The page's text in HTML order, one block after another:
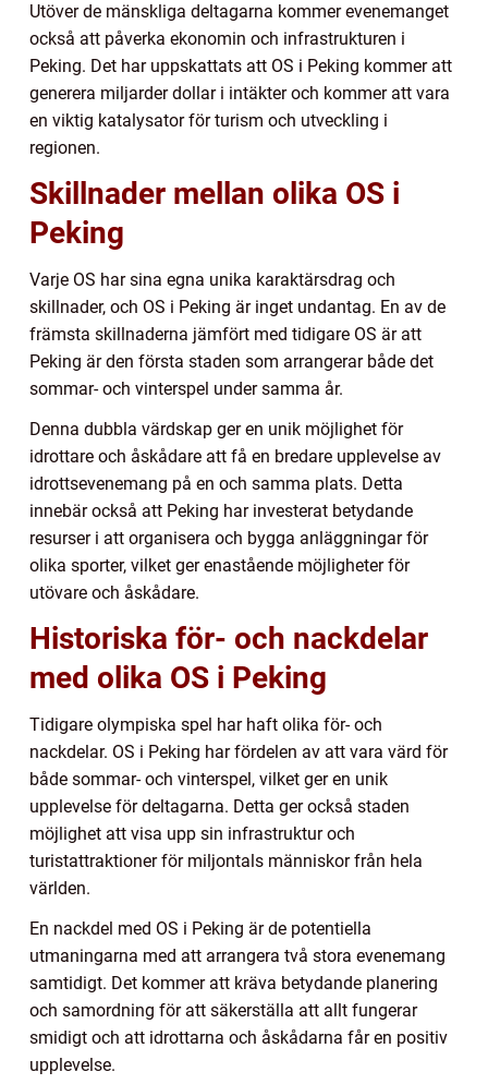
Utöver de mänskliga deltagarna kommer evenemanget
också att påverka ekonomin och infrastrukturen i
Peking. Det har uppskattats att OS i Peking kommer att
generera miljarder dollar i intäkter och kommer att vara
en viktig katalysator för turism och utveckling i
regionen.
Skillnader mellan olika OS i
Peking
Varje OS har sina egna unika karaktärsdrag och
skillnader, och OS i Peking är inget undantag. En av de
främsta skillnaderna jämfört med tidigare OS är att
Peking är den första staden som arrangerar både det
sommar- och vinterspel under samma år.
Denna dubbla värdskap ger en unik möjlighet för
idrottare och åskådare att få en bredare upplevelse av
idrottsevenemang på en och samma plats. Detta
innebär också att Peking har investerat betydande
resurser i att organisera och bygga anläggningar för
olika sporter, vilket ger enastående möjligheter för
utövare och åskådare.
Historiska för- och nackdelar
med olika OS i Peking
Tidigare olympiska spel har haft olika för- och
nackdelar. OS i Peking har fördelen av att vara värd för
både sommar- och vinterspel, vilket ger en unik
upplevelse för deltagarna. Detta ger också staden
möjlighet att visa upp sin infrastruktur och
turistattraktioner för miljontals människor från hela
världen.
En nackdel med OS i Peking är de potentiella
utmaningarna med att arrangera två stora evenemang
samtidigt. Det kommer att kräva betydande planering
och samordning för att säkerställa att allt fungerar
smidigt och att idrottarna och åskådarna får en positiv
upplevelse.